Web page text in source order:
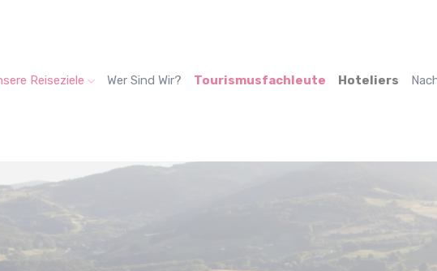
Reiseziele Wer Sind Wir? Tourismusfachleute Hoteliers